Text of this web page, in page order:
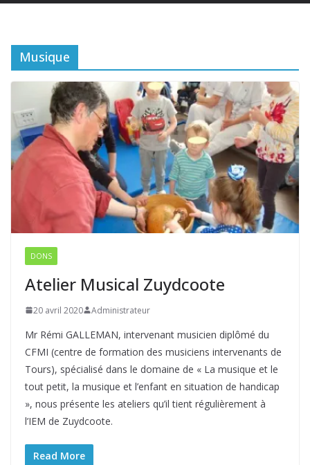
Musique
DONS
Atelier Musical Zuydcoote
20 avril 2020 Administrateur
Mr Rémi GALLEMAN, intervenant musicien diplômé du
CFMI (centre de formation des musiciens intervenants de
Tours), spécialisé dans le domaine de « La musique et le
tout petit, la musique et l’enfant en situation de handicap
», nous présente les ateliers qu’il tient régulièrement à
l’IEM de Zuydcoote.
Read More